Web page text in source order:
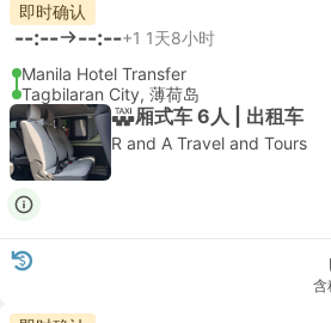
即时确认
--:-- --:--+1 1天8小时
Manila Hotel Transfer
Tagbilaran City, 薄荷岛
厢式车 6人 | 出租车
R and A Travel and Tours
含